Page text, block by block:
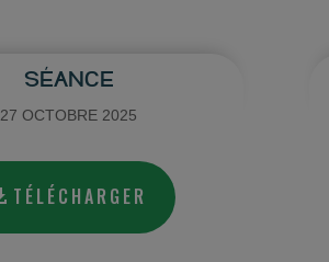
SÉANCE
27 OCTOBRE 2025
TÉLÉCHARGER